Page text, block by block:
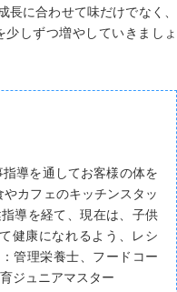
に合わせて味だけでなく、
しずつ増やしていきましょ
導を通してお客様の体を
カフェのキッチンスタッ
導を経て、現在は、子供
健康になれるよう、レシ
管理栄養士、フードコー
ジュニアマスター